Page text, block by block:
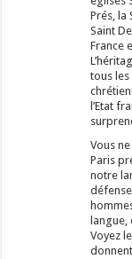
Prés, la
Saint
France
tous
l’Etat
Vous
Paris
notre
Voyez